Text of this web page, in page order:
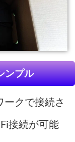
ンプル
ークで接続さ
接続が可能